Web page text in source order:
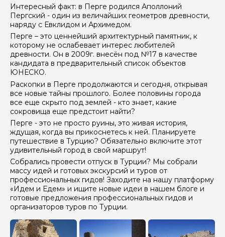
Интересный факт: в Перге родился Аполлоний
Пергский - один из величайших геометров древности,
наряду с Евклидом и Архимедом.
Перге – это ценнейший архитектурный памятник, к
которому не ослабевает интерес любителей
древности. Он в 2009г. внесён под №17 в качестве
кандидата в предварительный список объектов
ЮНЕСКО.
Раскопки в Перге продолжаются и сегодня, открывая
все новые тайны прошлого. Более половины города
все еще скрыто под землей - кто знает, какие
сокровища еще предстоит найти?
Перге - это не просто руины, это живая история,
ждущая, когда вы прикоснетесь к ней. Планируете
путешествие в Турцию? Обязательно включите этот
удивительный город в свой маршрут!
Собрались провести отпуск в Турции? Мы собрали
массу идей и готовых экскурсий и туров от
профессиональных гидов! Заходите на нашу платформу
«Идем и Едем» и ищите новые идеи в нашем блоге и
готовые предложения профессиональных гидов и
организаторов туров по Турции.